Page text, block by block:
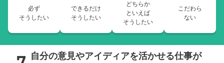
必ず
そうしたい
できるだけ
そうしたい
どちらか
といえば
そうしたい
こだわら
ない
自分の意見やアイディアを活かせる仕事が